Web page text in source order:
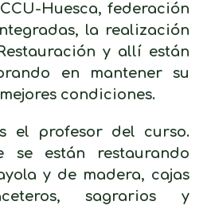
Huesca, federación
la realización
y allí están
en mantener su
condiciones.
el profesor del curso.
se están restaurando
y de madera, cajas
sagrarios y